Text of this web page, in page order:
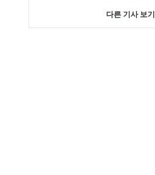
다른 기사 보기